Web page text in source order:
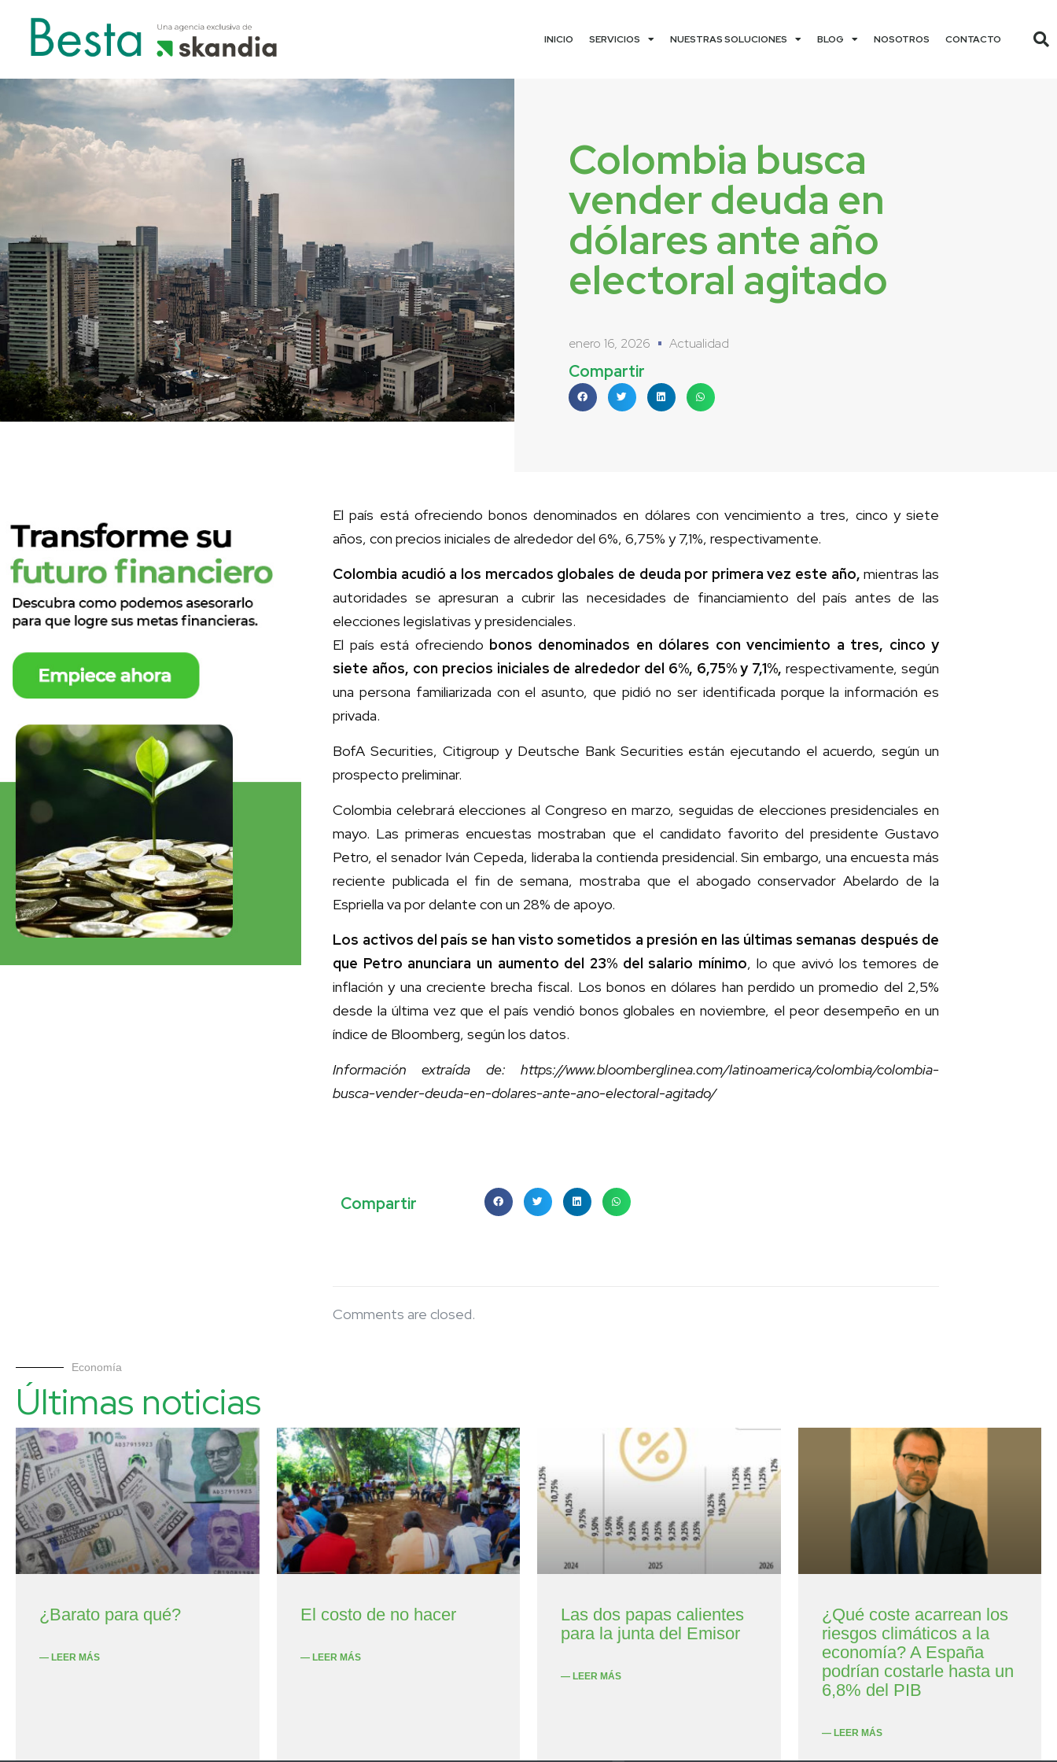
INICIO SERVICIOS NUESTRAS SOLUCIONES BLOG NOSOTROS CONTACTO
Colombia busca
vender deuda en
dólares ante año
electoral agitado
enero 16, 2026 Actualidad
Compartir
El país está ofreciendo bonos denominados en dólares con vencimiento a tres, cinco y siete
años, con precios iniciales de alrededor del 6%, 6,75% y 7,1%, respectivamente.
Colombia acudió a los mercados globales de deuda por primera vez este año, mientras las
autoridades se apresuran a cubrir las necesidades de financiamiento del país antes de las
elecciones legislativas y presidenciales.
El país está ofreciendo bonos denominados en dólares con vencimiento a tres, cinco y
siete años, con precios iniciales de alrededor del 6%, 6,75% y 7,1%,respectivamente, según
una persona familiarizada con el asunto, que pidió no ser identificada porque la información es
privada.
BofA Securities, Citigroup y Deutsche Bank Securities están ejecutando el acuerdo, según un
prospecto preliminar.
Colombia celebrará elecciones al Congreso en marzo, seguidas de elecciones presidenciales en
mayo. Las primeras encuestas mostraban que el candidato favorito del presidente Gustavo
Petro, el senador Iván Cepeda, lideraba la contienda presidencial. Sin embargo, una encuesta más
reciente publicada el fin de semana, mostraba que el abogado conservador Abelardo de la
Espriella va por delante con un 28% de apoyo.
Los activos del país se han visto sometidos a presión en las últimas semanas después de
que Petro anunciara un aumento del 23% del salario mínimo, lo que avivó los temores de
inflación y una creciente brecha fiscal. Los bonos en dólares han perdido un promedio del 2,5%
desde la última vez que el país vendió bonos globales en noviembre, el peor desempeño en un
índice de Bloomberg, según los datos.
Información extraída de: https://www.bloomberglinea.com/latinoamerica/colombia/colombia-
busca-vender-deuda-en-dolares-ante-ano-electoral-agitado/
Compartir
Comments are closed.
Economía
Últimas noticias
¿Barato para qué?
— LEER MÁS
El costo de no hacer
— LEER MÁS
Las dos papas calientes
para la junta del Emisor
— LEER MÁS
¿Qué coste acarrean los
riesgos climáticos a la
economía? A España
podrían costarle hasta un
6,8% del PIB
— LEER MÁS